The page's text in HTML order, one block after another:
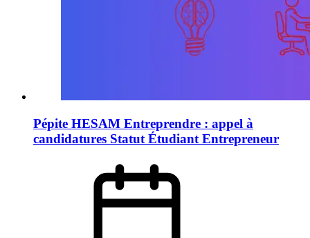
Pépite HESAM Entreprendre : appel à
candidatures Statut Étudiant Entrepreneur